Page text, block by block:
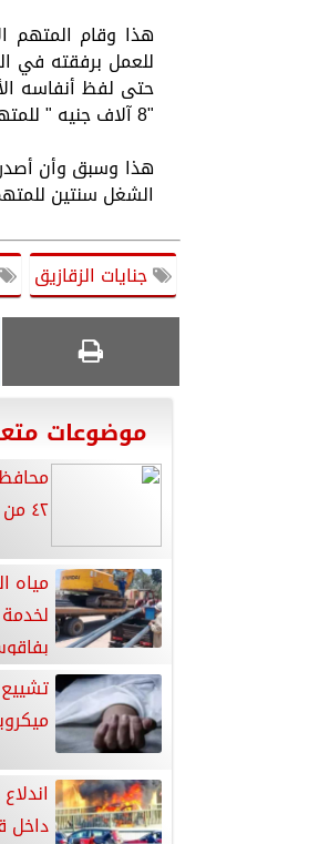
هذا وقام المتهم
للعمل برفقته في
حتى لفظ أنفاسه
"8 آلاف جنيه " للمتهم الثاني.
هذا وسبق وأن
الشغل سنتين
جنايات الزقازيق
موضوعات
٤٢ من العاملين المقصرين
داخل